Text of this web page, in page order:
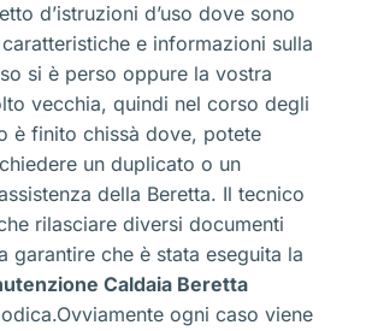
d’istruzioni d’uso dove sono
e informazioni sulla
si è perso oppure la vostra
vecchia, quindi nel corso degli
è finito chissà dove, potete
un duplicato o un
della Beretta. Il tecnico
rilasciare diversi documenti
garantire che è stata eseguita la
Caldaia Beretta
ogni caso viene